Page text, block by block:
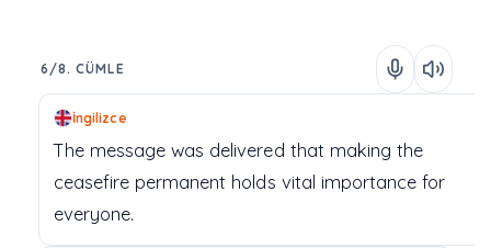
6/8. CÜMLE
İngilizce
The message was delivered that making the
ceasefire permanent holds vital importance for
everyone.